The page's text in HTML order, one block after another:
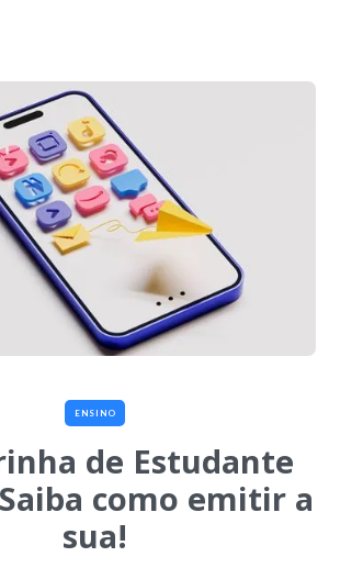
ENSINO
de Estudante
como emitir a
sua!